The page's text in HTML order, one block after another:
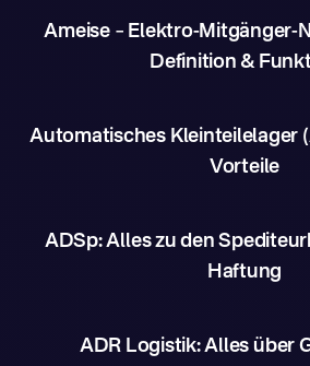
Ameise – Elektro-Mitgänger-
Definition &
Automatisches Kleinteilelager
Vorteile
ADSp: Alles zu den
Haftung
ADR Logistik: Alles über